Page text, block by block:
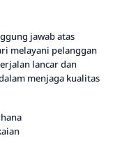
jawab atas
melayani pelanggan
lancar dan
menjaga kualitas